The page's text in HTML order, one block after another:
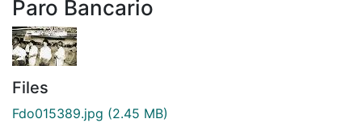
Paro Bancario
Files
Fdo015389.jpg (2.45 MB)